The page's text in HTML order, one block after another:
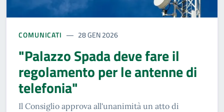
COMUNICATI 28 GEN 2026
"Palazzo Spada deve fare il
regolamento per le antenne di
telefonia"
Il Consiglio approva all'unanimità un atto di